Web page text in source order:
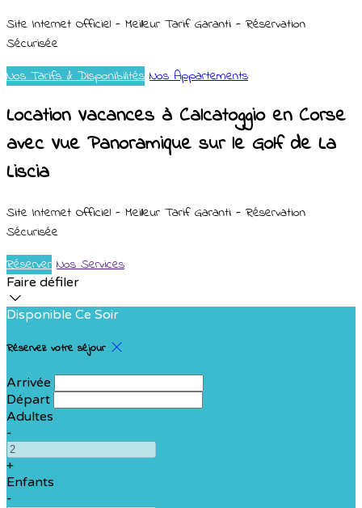
Site Internet Officiel - Meilleur Tarif Garanti - Réservation
Sécurisée
Nos Tarifs & Disponibilités Nos Appartements
Location Vacances à Calcatoggio en Corse
avec Vue Panoramique sur le Golf de La
Liscia
Site Internet Officiel - Meilleur Tarif Garanti - Réservation
Sécurisée
Réserver Nos Services
Faire défiler
Disponible Ce Soir
Réservez votre séjour
Arrivée
Départ
Adultes
-
+
Enfants
-